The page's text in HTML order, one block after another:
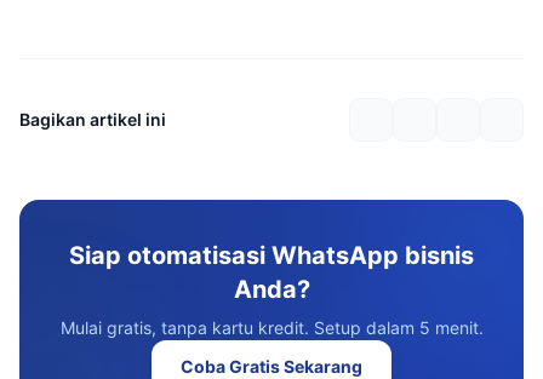
Bagikan artikel ini
Siap otomatisasi WhatsApp bisnis
Anda?
Mulai gratis, tanpa kartu kredit. Setup dalam 5 menit.
Coba Gratis Sekarang